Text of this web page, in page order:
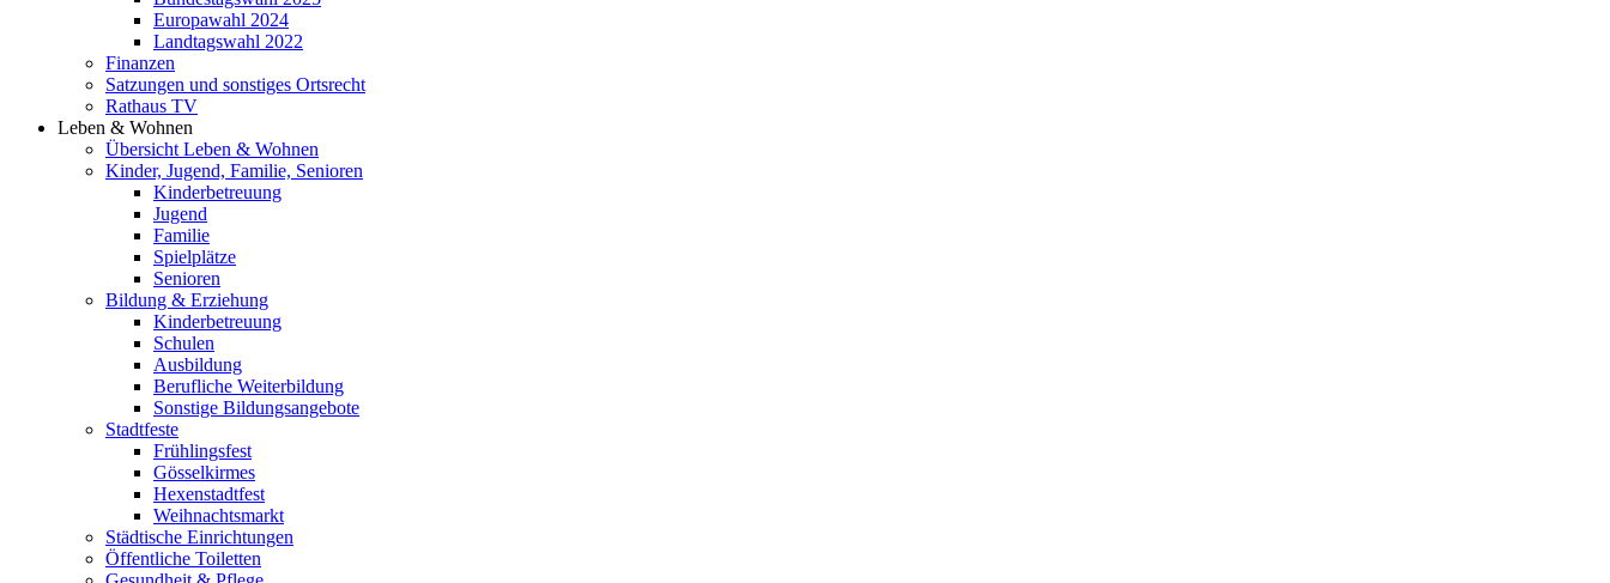
Europawahl 2024
Landtagswahl 2022
Finanzen
Satzungen und sonstiges Ortsrecht
Rathaus TV
Leben & Wohnen
Übersicht Leben & Wohnen
Kinder, Jugend, Familie, Senioren
Kinderbetreuung
Jugend
Familie
Spielplätze
Senioren
Bildung & Erziehung
Kinderbetreuung
Schulen
Ausbildung
Berufliche Weiterbildung
Sonstige Bildungsangebote
Stadtfeste
Frühlingsfest
Gösselkirmes
Hexenstadtfest
Weihnachtsmarkt
Städtische Einrichtungen
Öffentliche Toiletten